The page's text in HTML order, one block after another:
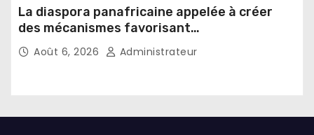
La diaspora panafricaine appelée à créer
des mécanismes favorisant
l’investissement dans les pays d’origine
Août 6, 2026 Administrateur